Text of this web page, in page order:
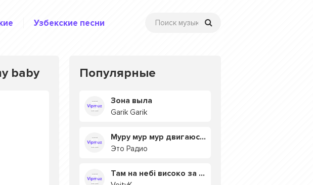
Узбекские песни
baby Популярные
Зона выла
Garik Garik
Муру мур мур двигаюсь на мурмулях
Это Радио
Там на небі високо за хмарами